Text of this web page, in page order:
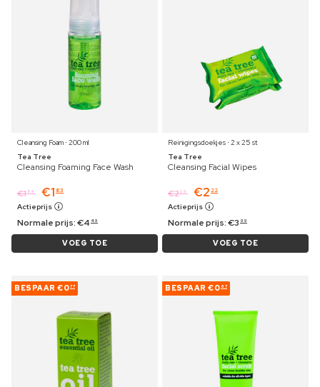
Cleansing Foam ⋅ 200 ml
Tea Tree
Cleansing Foaming Face Wash
€1 89 €1 83
Actieprijs
Normale prijs:€4 49
VOEG TOE
Reinigingsdoekjes ⋅ 2 x 25 st
Tea Tree
Cleansing Facial Wipes
€229 €2 22
Actieprijs
Normale prijs:€3 99
VOEG TOE
BESPAAR €077 BESPAAR €0 67